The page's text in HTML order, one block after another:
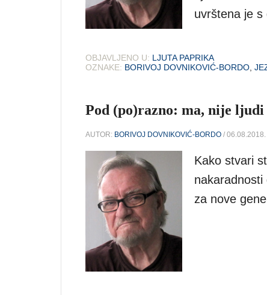
uvrštena je
OBJAVLJENO U: LJUTA PAPRIKA
OZNAKE: BORIVOJ DOVNIKOVIĆ-BORDO
Pod (po)razno: ma, nije ljudi
AUTOR: BORIVOJ DOVNIKOVIĆ-BORDO / 06.08.2018.
Kako stvari
za nove